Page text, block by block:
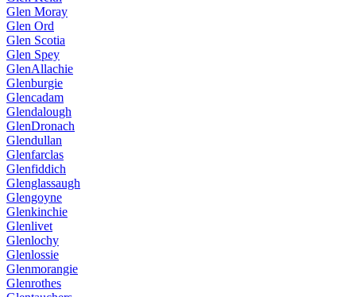
Glen Moray
Glen Ord
Glen Scotia
Glen Spey
GlenAllachie
Glenburgie
Glencadam
Glendalough
GlenDronach
Glendullan
Glenfarclas
Glenfiddich
Glenglassaugh
Glengoyne
Glenkinchie
Glenlivet
Glenlochy
Glenlossie
Glenmorangie
Glenrothes